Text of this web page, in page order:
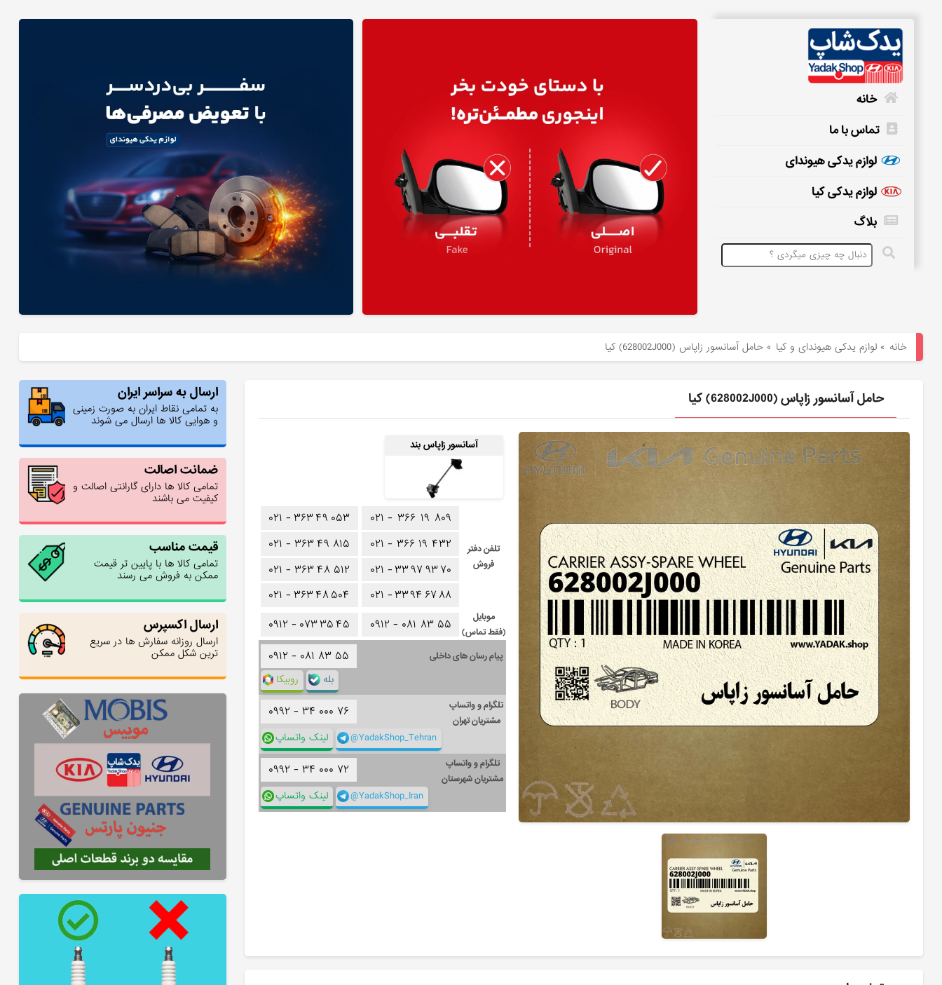
لوازم
خانه
تماس با ما
لوازم یدکی هیوندای
لوازم یدکی کیا
بلاگ
خانه »لوازم یدکی هیوندای و کیا » حامل آسانسور زاپاس (628002J000) کیا
ارسال به سراسر ایران
به تمامی نقاط ایران به صورت زمینی
و هوایی کالا ها ارسال می شوند
ضمانت اصالت
تمامی کالا ها دارای گارانتی اصالت و
کیفیت می باشند
قیمت مناسب
تمامی کالا ها با پایین تر قیمت
ممکن به فروش می رسند
ارسال اکسپرس
ارسال روزانه سفارش ها در سریع
ترین شکل ممکن
حامل آسانسور زاپاس (628002J000) کیا
آسانسور زاپاس بند
تلفن دفتر
فروش
۰۲۱ - ۳۶۶ ۱۹ ۸۰۹
۰۲۱ - ۳۶۶ ۱۹ ۴۳۲
۰۲۱ -۳۳۹۷۹۳۷۰
۰۲۱ -۳۳۹۴ ۶۷۸۸
۰۲۱ - ۳۶۳۴۹ ۰۵۳
۰۲۱ - ۳۶۳ ۴۹ ۸۱۵
۰۲۱ - ۳۶۳ ۴۸ ۵۱۲
۰۲۱ - ۳۶۳۴۸۵۰۴
موبایل
(فقط تماس)
۰۹۱۲ - ۰۸۱ ۸۳ ۵۵ ۰۹۱۲ - ۰۷۳۳۵ ۴۵
پیام رسان های داخلی ۰۹۱۲ - ۰۸۱ ۸۳ ۵۵
روبیکا بله
تلگرام و واتساپ
مشتریان تهران
۰۹۹۲ - ۳۴ ۰۰۰ ۷۶
لینک واتساپ @YadakShop_Tehran
تلگرام و واتساپ
مشتریان شهرستان
۰۹۹۲ - ۳۴ ۰۰۰ ۷۲
لینک واتساپ @YadakShop_Iran